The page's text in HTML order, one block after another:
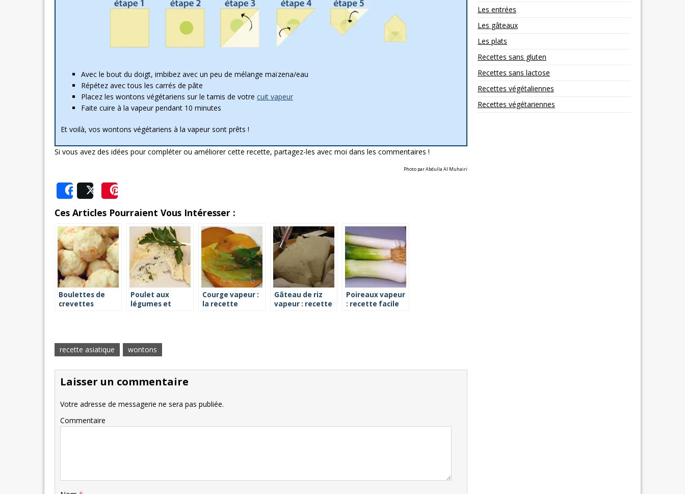
Avec le bout du doigt, imbibez avec un peu de mélange maïzena/eau
Répétez avec tous les carrés de pâte
Placez les wontons végétariens sur le tamis de votre cuit vapeur
Faite cuire à la vapeur pendant 10 minutes
Et voilà, vos wontons végétariens à la vapeur sont prêts !
Si vous avez des idées pour compléter ou améliorer cette recette, partagez-les avec moi dans les commentaires !
Photo par Abdulla Al Muhairi
SharePost
Ces Articles Pourraient Vous Intéresser :
Boulettes de
crevettes
Poulet aux
légumes et
Courge vapeur :
la recette
Gâteau de riz
vapeur : recette
Poireaux vapeur
: recette facile
recette asiatique wontons
Laisser un commentaire
Votre adresse de messagerie ne sera pas publiée.
Commentaire
Les entrées
Les gâteaux
Les plats
Recettes sans gluten
Recettes sans lactose
Recettes végétaliennes
Recettes végétariennes